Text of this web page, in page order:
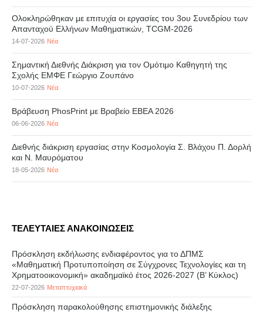
Ολοκληρώθηκαν με επιτυχία οι εργασίες του 3ου Συνεδρίου των
Απανταχού Ελλήνων Μαθηματικών, TCGM-2026
14-07-2026 Νέα
Σημαντική Διεθνής Διάκριση για τον Ομότιμο Καθηγητή της
Σχολής ΕΜΦΕ Γεώργιο Ζουπάνο
10-07-2026 Νέα
Βράβευση PhosPrint με Βραβείο ΕΒΕΑ 2026
06-06-2026 Νέα
Διεθνής διάκριση εργασίας στην Κοσμολογία Σ. Βλάχου Π. Δορλή
και Ν. Μαυρόματου
18-05-2026 Νέα
ΤΕΛΕΥΤΑΙΕΣ ΑΝΑΚΟΙΝΩΣΕΙΣ
Πρόσκληση εκδήλωσης ενδιαφέροντος για το ΔΠΜΣ
«Μαθηματική Προτυποποίηση σε Σύγχρονες Τεχνολογίες και τη
Χρηματοοικονομική» ακαδημαϊκό έτος 2026-2027 (B’ Kύκλος)
22-07-2026 Μεταπτυχιακά
Πρόσκληση παρακολούθησης επιστημονικής διάλεξης